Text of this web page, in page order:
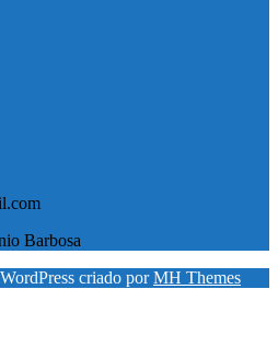
Barbosa
criado porMH Themes